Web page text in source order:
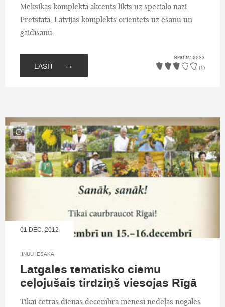
Meksikas komplektā akcents likts uz speciālo nazi.
Pretstatā, Latvijas komplekts orientēts uz ēšanu un
gaidīšanu.
LASĪT →
Skatīts: 2233
(1)
01.DEC, 2012
IINUU IESAKA
Latgales tematisko ciemu
ceļojušais tirdziņš viesojas Rīgā
Tikai četras dienas decembra mēnesī nedēļas nogalēs